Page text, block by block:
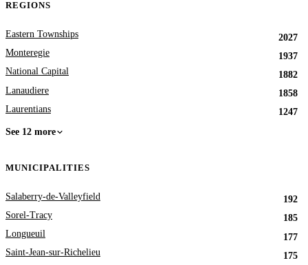
REGIONS
Eastern Townships
2027
Monteregie
1937
National Capital
1882
Lanaudiere
1858
Laurentians
1247
See 12 more
MUNICIPALITIES
Salaberry-de-Valleyfield
192
Sorel-Tracy
185
Longueuil
177
Saint-Jean-sur-Richelieu
175